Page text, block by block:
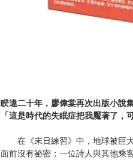
睽違二十年，廖偉棠再次出版小說
「這是時代的失眠症把我魘著了，
在《末日練習》中，地球被巨大
面前沒有祕密；一位詩人與其他乘